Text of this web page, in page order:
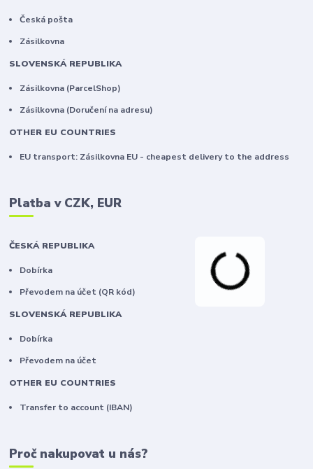
Česká pošta
Zásilkovna
SLOVENSKÁ REPUBLIKA
Zásilkovna (ParcelShop)
Zásilkovna (Doručení na adresu)
OTHER EU COUNTRIES
EU transport: Zásilkovna EU - cheapest delivery to the address
Platba v CZK, EUR
ČESKÁ REPUBLIKA
Dobírka
Převodem na účet (QR kód)
SLOVENSKÁ REPUBLIKA
Dobírka
Převodem na účet
OTHER EU COUNTRIES
Transfer to account (IBAN)
Proč nakupovat u nás?